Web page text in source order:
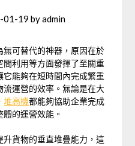
01-19 byadmin
無可替代的神器，原因在於
利用等方面發揮了至關重
能夠在短時間內完成繁重
運營的效率。無論是在大
堆高機都能夠協助企業完成
的運營效能。
升貨物的垂直堆疊能力，這